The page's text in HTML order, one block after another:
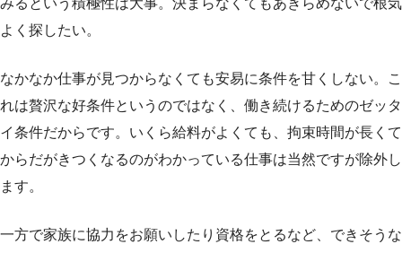
よく探したい。
なかなか仕事が見つからなくても安易に条件を甘くしない。こ
れは贅沢な好条件というのではなく、働き続けるためのゼッタ
イ条件だからです。いくら給料がよくても、拘束時間が長くて
からだがきつくなるのがわかっている仕事は当然ですが除外し
ます。
一方で家族に協力をお願いしたり資格をとるなど、できそうな